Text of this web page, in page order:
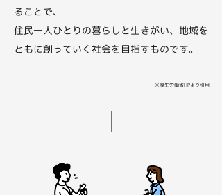
ることで、
住民一人ひとりの暮らしと生きがい、地域を
ともに創っていく社会を目指すものです。
※厚生労働省HPより引用